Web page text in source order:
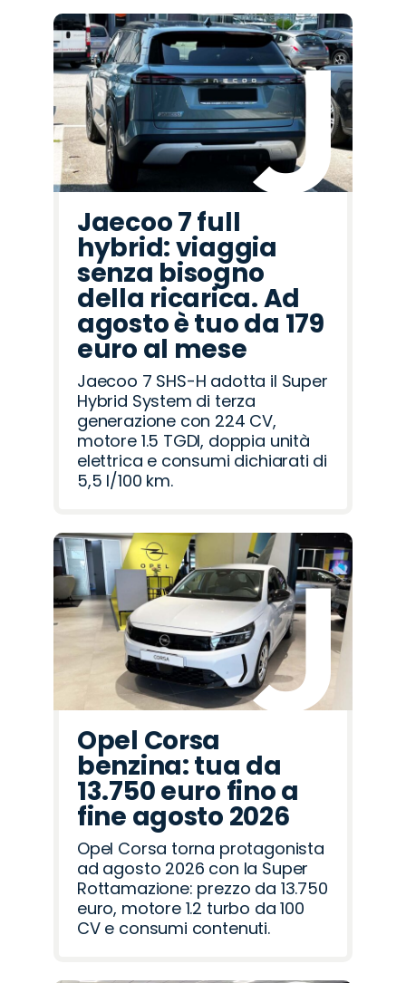
Jaecoo 7 full
hybrid: viaggia
senza bisogno
della ricarica. Ad
agosto è tuo da 179
euro al mese
Jaecoo 7 SHS-H adotta il Super
Hybrid System di terza
generazione con 224 CV,
motore 1.5 TGDI, doppia unità
elettrica e consumi dichiarati di
5,5 l/100 km.
Opel Corsa
benzina: tua da
13.750 euro fino a
fine agosto 2026
Opel Corsa torna protagonista
ad agosto 2026 con la Super
Rottamazione: prezzo da 13.750
euro, motore 1.2 turbo da 100
CV e consumi contenuti.